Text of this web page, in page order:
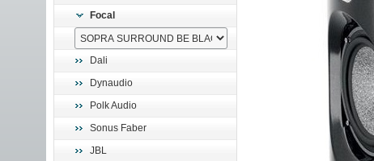
Focal
Dali
Dynaudio
Polk Audio
Sonus Faber
JBL